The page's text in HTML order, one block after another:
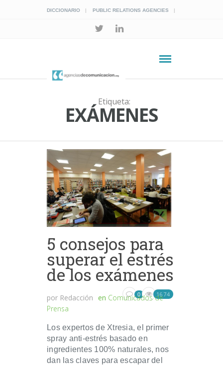
DICCIONARIO PUBLIC RELATIONS AGENCIES
Etiqueta:
EXÁMENES
5 consejos para
superar el estrés
de los exámenes
por Redacción en Comunicados de
Prensa
0 1674
Los expertos de Xtresia, el primer
spray anti-estrés basado en
ingredientes 100% naturales, nos
dan las claves para escapar del